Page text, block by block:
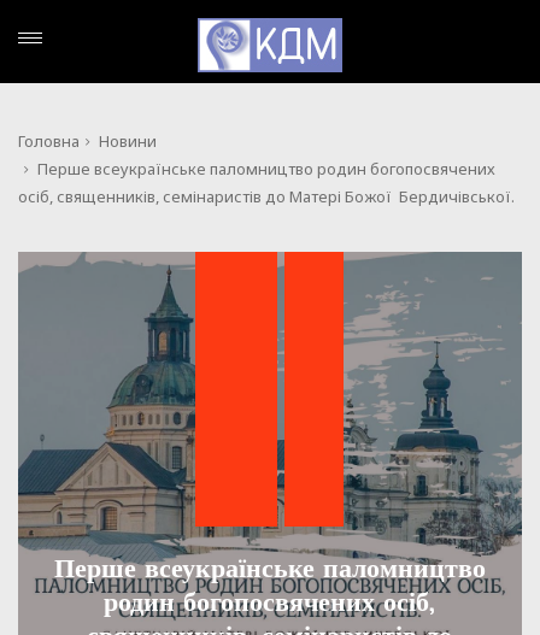
Головна
Новини
Перше всеукраїнське паломництво родин богопосвячених
осіб, священників, семінаристів до Матері Божої Бердичівської.
Перше всеукраїнське паломництво
родин богопосвячених осіб,